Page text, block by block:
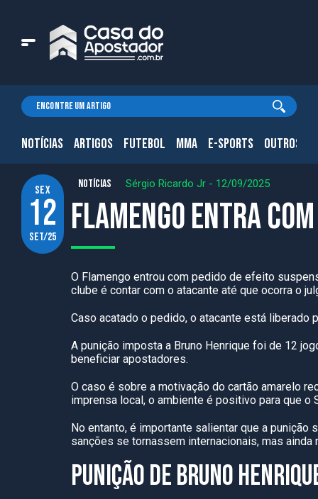
NOTÍCIAS ARTIGOS FUTEBOL MMA E-SPORTS OUTROS.
sex
12
set/25
NOTÍCIAS Sérgio Ricardo Jr - 12/09/2025
Flamengo entra
O Flamengo entrou com pedido de efeito
clube é contar com o atacante até que ocorra o
Caso acatado o pedido, o atacante está liberado
A punição imposta a Bruno Henrique foi de 12
beneficiar apostadores.
O caso é sobre a motivação do cartão amarelo
imprensa local, o ambiente é positivo para que o
No entanto, é importante salientar que a
sanções se tornassem internacionais, mas ainda
PUNIÇÃO DE BRUNO